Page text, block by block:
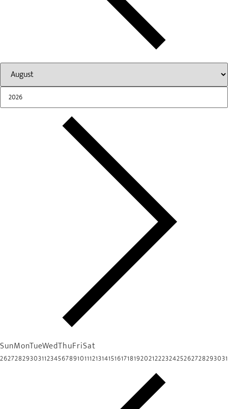
SunMonTueWedThuFriSat
26272829303112345678910111213141516171819202122232425262728293031